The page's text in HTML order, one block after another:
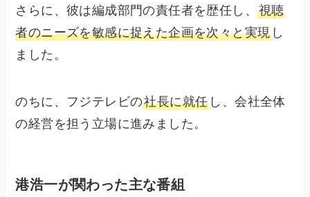
さらに、彼は編成部門の責任者を歴任し、視聴
者のニーズを敏感に捉えた企画を次々と実現 し
ました。
のちに、フジテレビの社長に就任 し、会社全体
の経営を担う立場に進みました。
港浩一が関わった主な番組